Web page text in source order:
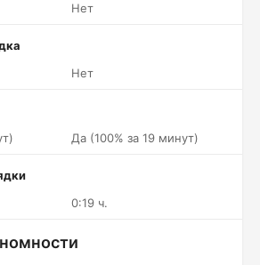
Нет
Нет
Да (100% за 19 минут)
0:19 ч.